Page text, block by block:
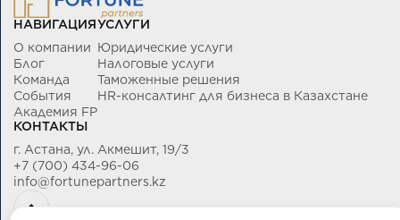
НАВИГАЦИЯ
О компании
Блог
Команда
События
Академия FP
УСЛУГИ
Юридические услуги
Налоговые услуги
Таможенные решения
HR-консалтинг для бизнеса в Казахстане
КОНТАКТЫ
г. Астана, ул. Акмешит, 19/3
+7 (700) 434-96-06
info@fortunepartners.kz